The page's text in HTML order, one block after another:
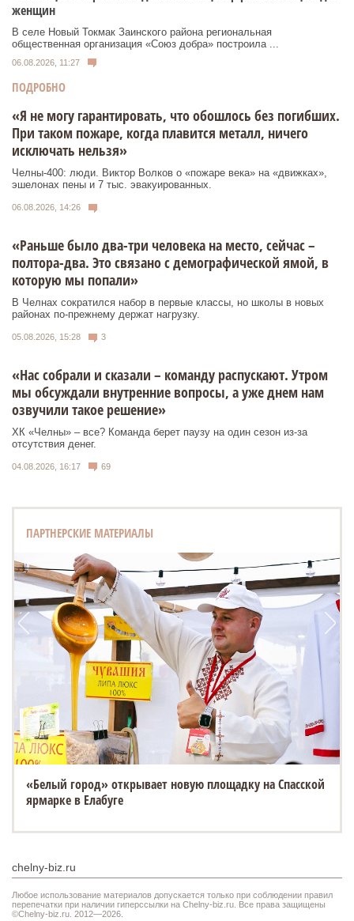
женщин
В селе Новый Токмак Заинского района региональная
общественная организация «Союз добра» построила ...
06.08.2026, 11:27
ПОДРОБНО
«Я не могу гарантировать, что обошлось без погибших.
При таком пожаре, когда плавится металл, ничего
исключать нельзя»
Челны-400: люди. Виктор Волков о «пожаре века» на «движках»,
эшелонах пены и 7 тыс. эвакуированных.
06.08.2026, 14:26
«Раньше было два-три человека на место, сейчас –
полтора-два. Это связано с демографической ямой, в
которую мы попали»
В Челнах сократился набор в первые классы, но школы в новых
районах по-прежнему держат нагрузку.
05.08.2026, 15:28 3
«Нас собрали и сказали – команду распускают. Утром
мы обсуждали внутренние вопросы, а уже днем нам
озвучили такое решение»
ХК «Челны» – все? Команда берет паузу на один сезон из-за
отсутствия денег.
04.08.2026, 16:17 69
ПАРТНЕРСКИЕ МАТЕРИАЛЫ
«Белый город» открывает новую площадку на Спасской
ярмарке в Елабуге
chelny-biz.ru
Любое использование материалов допускается только при соблюдении правил
перепечатки при наличии гиперссылки на Chelny-biz.ru. Все права защищены
©Chelny-biz.ru. 2012—2026.